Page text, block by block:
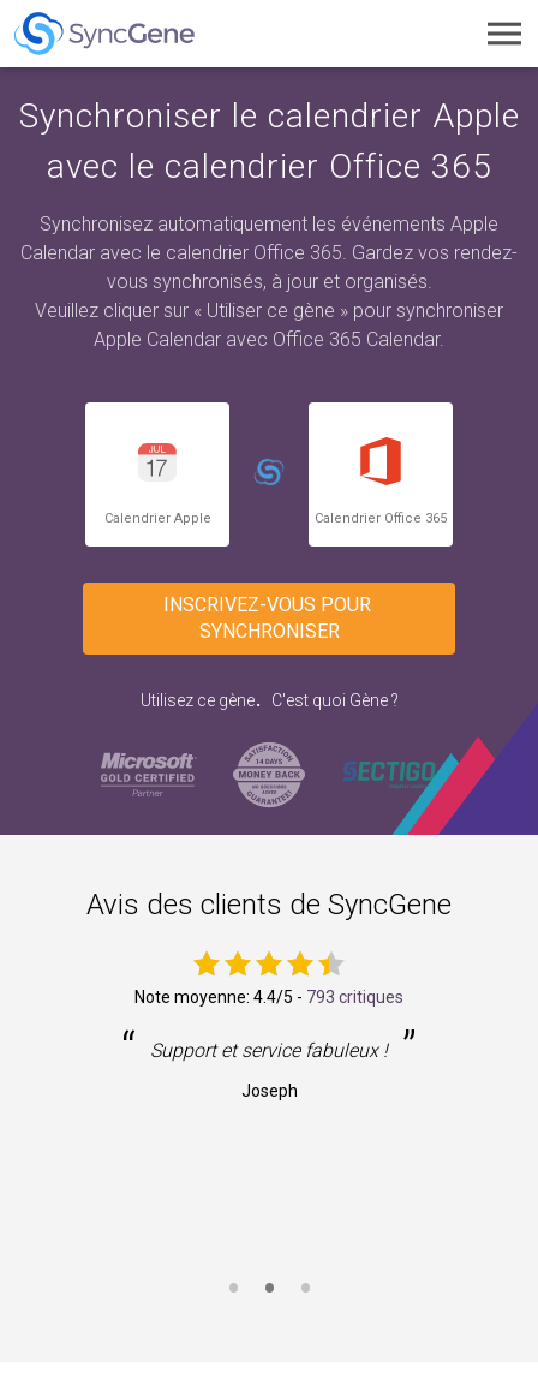
Synchroniser le calendrier Apple
avec le calendrier Office 365
Synchronisez automatiquement les événements Apple
Calendar avec le calendrier Office 365. Gardez vos rendez-
vous synchronisés, à jour et organisés.
Veuillez cliquer sur « Utiliser ce gène » pour synchroniser
Apple Calendar avec Office 365 Calendar.
Calendrier Apple Calendrier Office 365
INSCRIVEZ-VOUS POUR
SYNCHRONISER
Utilisez ce gène. C'est quoi Gène ?
Avis des clients de SyncGene
Note moyenne: 4.4/5 - 793 critiques
“ Support et service fabuleux ! ”
Joseph